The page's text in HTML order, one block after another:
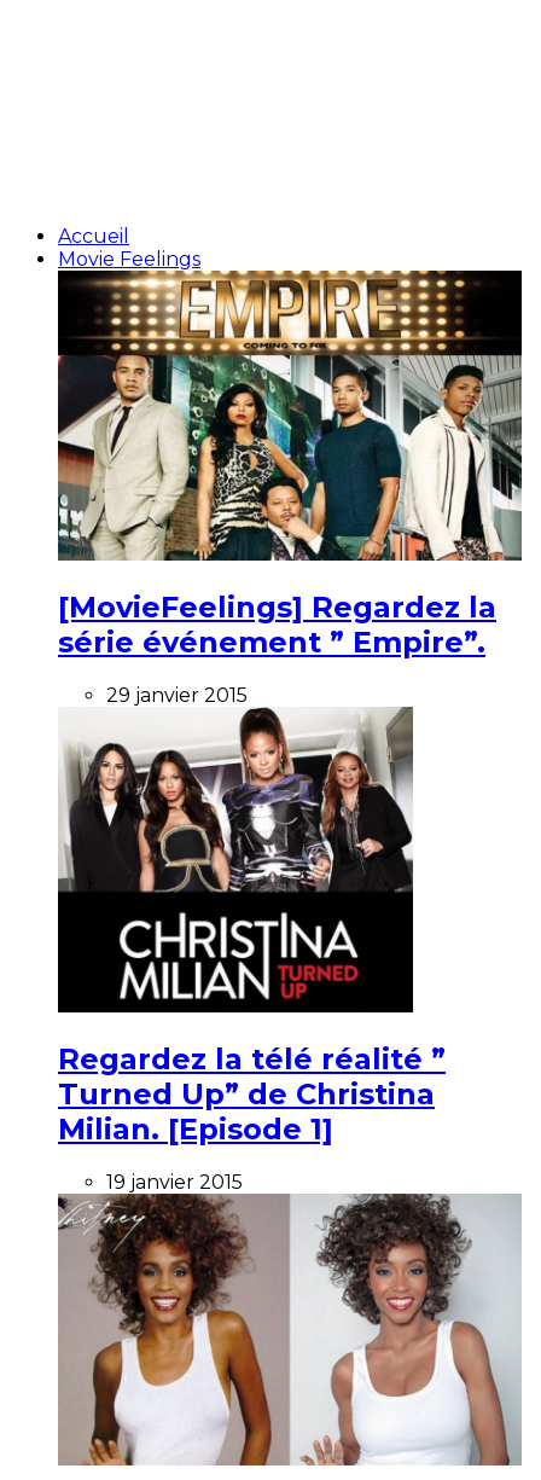
Accueil
Movie Feelings
[MovieFeelings] Regardez la
série événement ” Empire”.
29 janvier 2015
Regardez la télé réalité ”
Turned Up” de Christina
Milian. [Episode 1]
19 janvier 2015